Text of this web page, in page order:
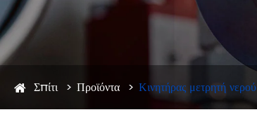
Σπίτι Προϊόντα Κινητήρας μετρητή νερού